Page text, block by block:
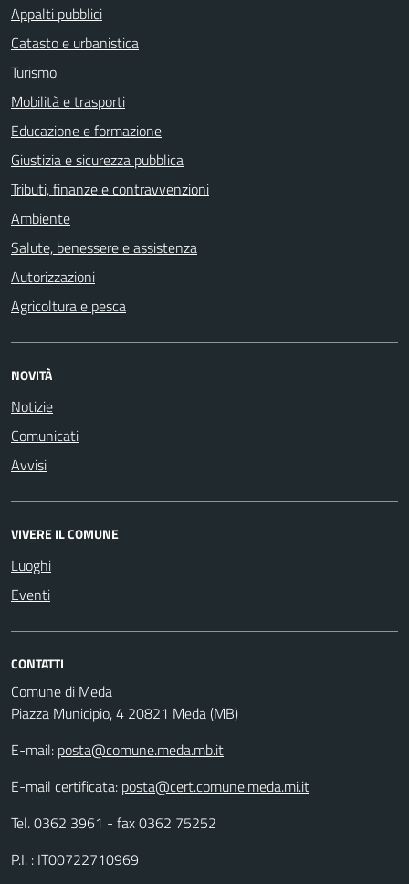
Appalti pubblici
Catasto e urbanistica
Turismo
Mobilità e trasporti
Educazione e formazione
Giustizia e sicurezza pubblica
Tributi, finanze e contravvenzioni
Ambiente
Salute, benessere e assistenza
Autorizzazioni
Agricoltura e pesca
NOVITÀ
Notizie
Comunicati
Avvisi
VIVERE IL COMUNE
Luoghi
Eventi
CONTATTI
Comune di Meda
Piazza Municipio, 4 20821 Meda (MB)
E-mail: posta@comune.meda.mb.it
E-mail certificata: posta@cert.comune.meda.mi.it
Tel. 0362 3961 - fax 0362 75252
P.I. : IT00722710969